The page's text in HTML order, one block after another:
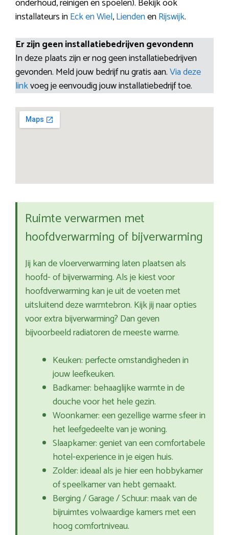
onderhoud, reinigen en spoelen). Bekijk ook
installateurs inEck en Wiel,LiendenenRijswijk.
Er zijn geen installatiebedrijven gevondenn
In deze plaats zijn er nog geen installatiebedrijven
gevonden. Meld jouw bedrijf nu gratis aan.Via deze
linkvoeg je eenvoudig jouw installatiebedrijf toe.
Ruimte verwarmen met
hoofdverwarming of bijverwarming
Jij kan de vloerverwarming laten plaatsen als
hoofd- of bijverwarming. Als je kiest voor
hoofdverwarming kan je uit de voeten met
uitsluitend deze warmtebron. Kijk jij naar opties
voor extra bijverwarming? Dan geven
bijvoorbeeld radiatoren de meeste warme.
Keuken: perfecte omstandigheden in
jouw leefkeuken.
Badkamer: behaaglijke warmte in de
douche voor het hele gezin.
Woonkamer: een gezellige warme sfeer in
het leefgedeelte van je woning.
Slaapkamer: geniet van een comfortabele
hotel-experience in je eigen huis.
Zolder: ideaal als je hier een hobbykamer
of speelkamer van hebt gemaakt.
Berging / Garage / Schuur: maak van de
bijruimtes volwaardige kamers met een
hoog comfortniveau.